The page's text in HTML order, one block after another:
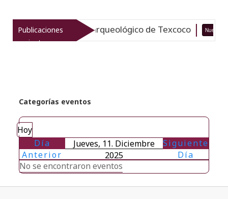
Publicaciones
recientes
el patrimonio arqueológico de Texcoco Nuevo
Categorías eventos
Hoy
Día
Anterior
Jueves, 11. Diciembre
2025
Siguiente
Día
No se encontraron eventos